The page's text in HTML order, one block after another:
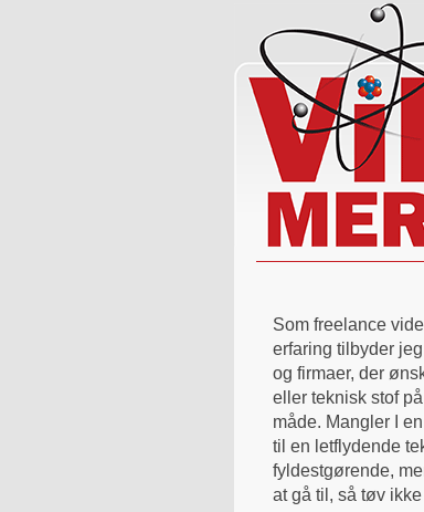
Som freelance
erfaring tilbyder
og firmaer, der
eller teknisk stof
måde. Mangler I
til en letflydende
fyldestgørende,
at gå til, så tøv